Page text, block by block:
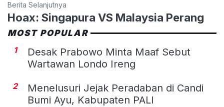
Berita Selanjutnya
Hoax: Singapura VS Malaysia Perang
MOST POPULAR
1
Desak Prabowo Minta Maaf Sebut
Wartawan Londo Ireng
2
Menelusuri Jejak Peradaban di Candi
Bumi Ayu, Kabupaten PALI